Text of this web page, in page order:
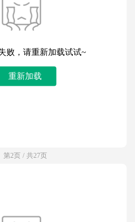
败，请重新加载试试~
重新加载
第2页 / 共27页